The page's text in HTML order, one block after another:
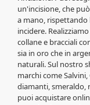
un'incisione, che
a mano,
incidere.
collane e bracciali
sia in oro che in
naturali. Sul nostro
marchi come
diamanti, smeraldo,
puoi acquistare